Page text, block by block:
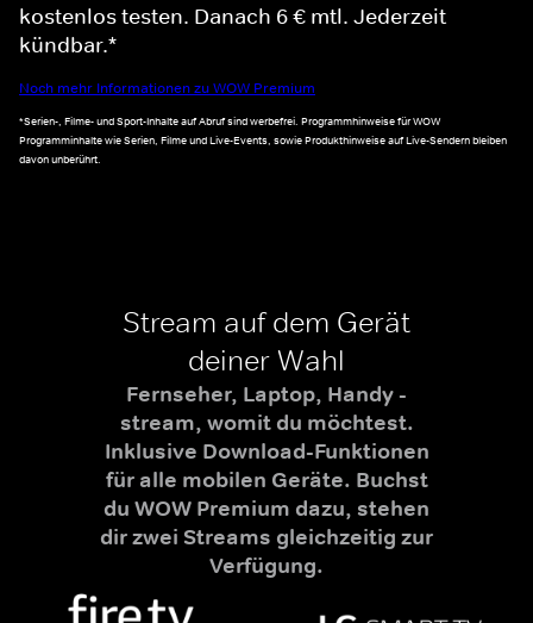
kostenlos testen. Danach 6 € mtl. Jederzeit
kündbar.*
Noch mehr Informationen zu WOW Premium
*Serien-, Filme- und Sport-Inhalte auf Abruf sind werbefrei. Programmhinweise für WOW
Programminhalte wie Serien, Filme und Live-Events, sowie Produkthinweise auf Live-Sendern bleiben
davon unberührt.
Stream auf dem Gerät
deiner Wahl
Fernseher, Laptop, Handy -
stream, womit du möchtest.
Inklusive Download-Funktionen
für alle mobilen Geräte. Buchst
du WOW Premium dazu, stehen
dir zwei Streams gleichzeitig zur
Verfügung.